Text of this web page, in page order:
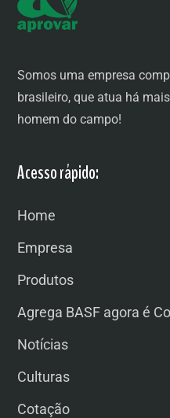
Somos uma empresa
brasileiro, que atua há
homem do campo!
Acesso rápido:
Home
Empresa
Produtos
Agrega BASF agora é
Notícias
Culturas
Cotação